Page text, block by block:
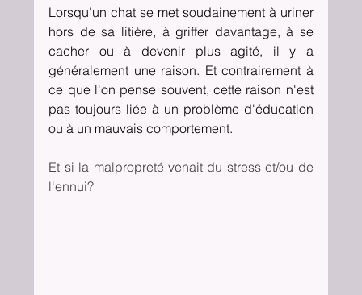
Lorsqu'un chat se met soudainement à uriner
hors de sa litière, à griffer davantage, à se
cacher ou à devenir plus agité, il y a
généralement une raison. Et contrairement à
ce que l'on pense souvent, cette raison n'est
pas toujours liée à un problème d'éducation
ou à un mauvais comportement.
Et si la malpropreté venait du stress et/ou de
l'ennui?